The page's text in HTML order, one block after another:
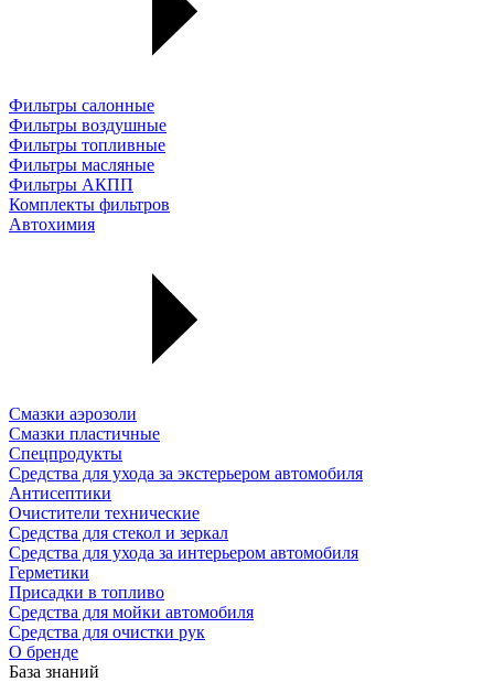
Фильтры салонные
Фильтры воздушные
Фильтры топливные
Фильтры масляные
Фильтры АКПП
Комплекты фильтров
Автохимия
Смазки аэрозоли
Смазки пластичные
Спецпродукты
Средства для ухода за экстерьером автомобиля
Антисептики
Очистители технические
Средства для стекол и зеркал
Средства для ухода за интерьером автомобиля
Герметики
Присадки в топливо
Средства для мойки автомобиля
Средства для очистки рук
О бренде
База знаний